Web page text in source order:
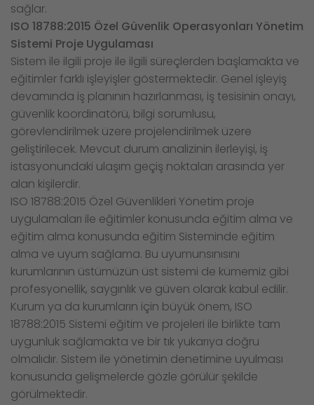
sağlar.
ISO 18788:2015 Özel Güvenlik Operasyonları Yönetim
Sistemi Proje Uygulaması
Sistem ile ilgili proje ile ilgili süreçlerden başlamakta ve
eğitimler farklı işleyişler göstermektedir. Genel işleyiş
devamında iş planının hazırlanması, iş tesisinin onayı,
güvenlik koordinatörü, bilgi sorumlusu,
görevlendirilmek üzere projelendirilmek üzere
geliştirilecek. Mevcut durum analizinin ilerleyişi, iş
istasyonundaki ulaşım geçiş noktaları arasında yer
alan kişilerdir.
ISO 18788:2015 Özel Güvenlikleri Yönetim proje
uygulamaları ile eğitimler konusunda eğitim alma ve
eğitim alma konusunda eğitim Sisteminde eğitim
alma ve uyum sağlama. Bu uyumunsınısını
kurumlarının üstümüzün üst sistemi de kümemiz gibi
profesyonellik, saygınlık ve güven olarak kabul edilir.
Kurum ya da kurumların için büyük önem, ISO
18788:2015 Sistemi eğitim ve projeleri ile birlikte tam
uygunluk sağlamakta ve bir tık yukarıya doğru
olmalıdır. Sistem ile yönetimin denetimine uyulması
konusunda gelişmelerde gözle görülür şekilde
görülmektedir.